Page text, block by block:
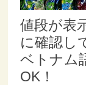
値段が表
に確認し
ベトナム
OK！